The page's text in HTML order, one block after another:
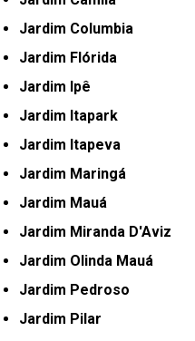
Jardim Columbia
Jardim Flórida
Jardim Ipê
Jardim Itapark
Jardim Itapeva
Jardim Maringá
Jardim Mauá
Jardim Miranda D'Aviz
Jardim Olinda Mauá
Jardim Pedroso
Jardim Pilar